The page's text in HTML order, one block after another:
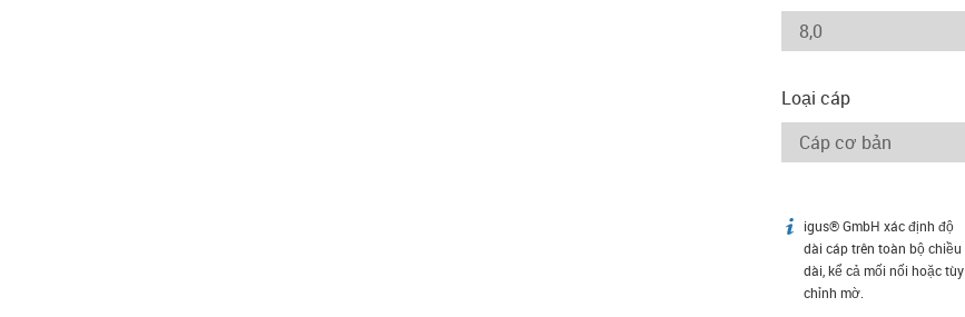
Loại cáp
igus-icon-info
igus® GmbH xác định độ
dài cáp trên toàn bộ chiều
dài, kể cả mối nối hoặc tùy
chỉnh mờ.